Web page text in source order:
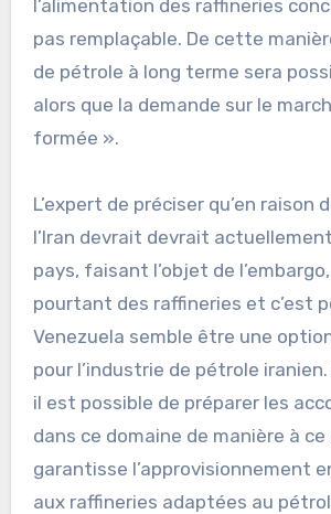
l’alimentation des raffineries
pas remplaçable. De cette
de pétrole à long terme sera
alors que la demande sur le
formée ».
L’expert de préciser qu’en raison
l’Iran devrait devrait
pays, faisant l’objet de
pourtant des raffineries et c’est
Venezuela semble être une
pour l’industrie de pétrole
il est possible de préparer les
dans ce domaine de manière à ce
garantisse l’approvisionnement
aux raffineries adaptées au